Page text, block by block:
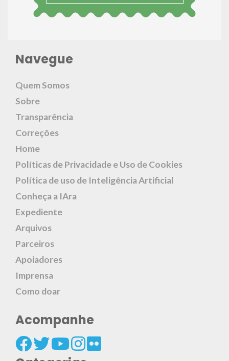
Navegue
Quem Somos
Sobre
Transparência
Correções
Home
Políticas de Privacidade e Uso de Cookies
Política de uso de Inteligência Artificial
Conheça a IAra
Expediente
Arquivos
Parceiros
Apoiadores
Imprensa
Como doar
Acompanhe